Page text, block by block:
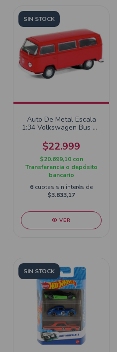
SIN STOCK
Auto De Metal Escala
1:34 Volkswagen Bus T2
$22.999
$20.699,10 con
Transferencia o depósito
bancario
6 cuotas sin interés de
$3.833,17
VER
SIN STOCK